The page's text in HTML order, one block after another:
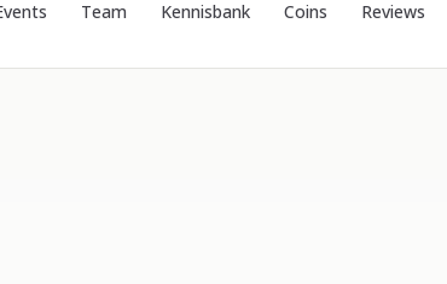
Team Kennisbank Coins Reviews